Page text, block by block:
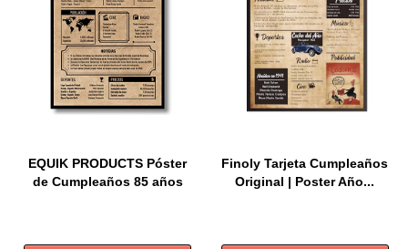
EQUIK PRODUCTS Póster
de Cumpleaños 85 años
Finoly Tarjeta Cumpleaños
Original | Poster Año...